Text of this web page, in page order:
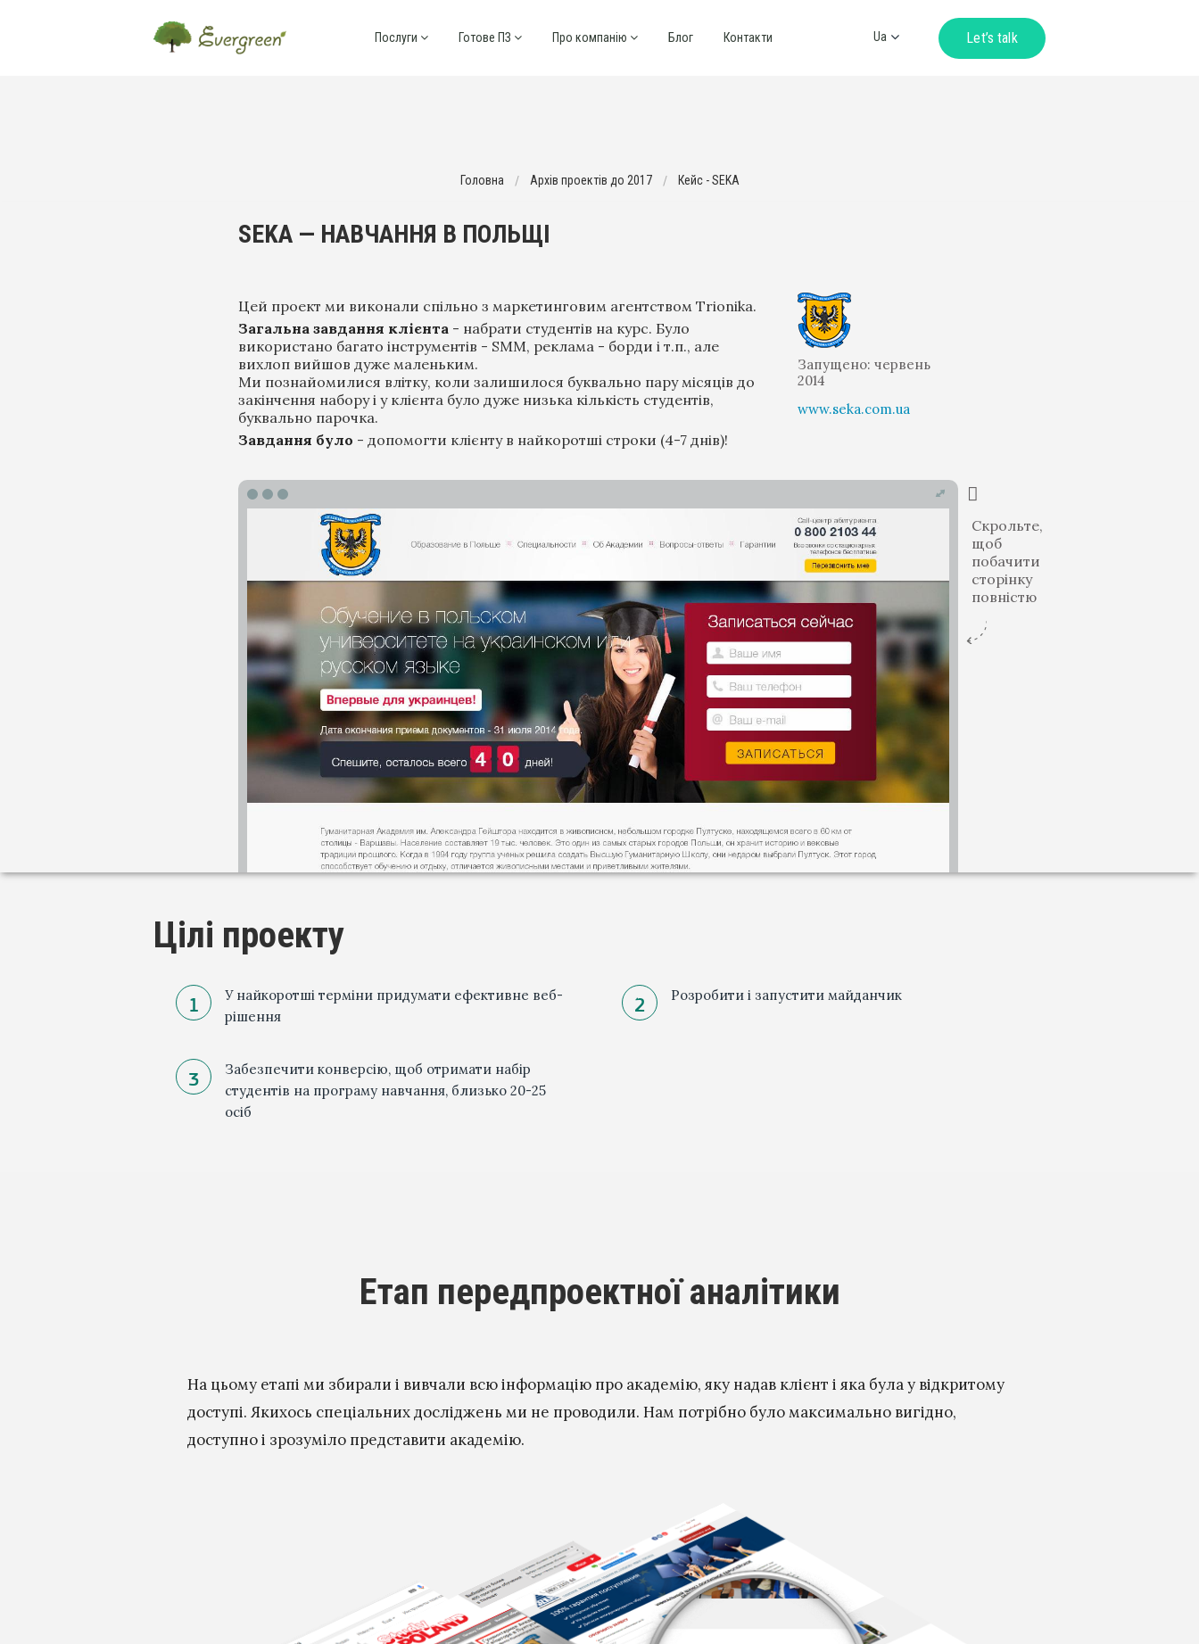
Послуги Готове ПЗ Про компанію Блог Контакти
Ua
Let’s talk
Головна Архів проектів до 2017 Кейс - SEKA
SEKA — НАВЧАННЯ В ПОЛЬЩІ
Цей проект ми виконали спільно з маркетинговим агентством Trionika.
Загальна завдання клієнта - набрати студентів на курс. Було
використано багато інструментів - SMM, реклама - борди і т.п., але
вихлоп вийшов дуже маленьким.
Ми познайомилися влітку, коли залишилося буквально пару місяців до
закінчення набору і у клієнта було дуже низька кількість студентів,
буквально парочка.
Завдання було - допомогти клієнту в найкоротші строки (4-7 днів)!
Запущено: червень
2014
www.seka.com.ua
Скрольте,
щоб
побачити
сторінку
повністю
Цілі проекту
У найкоротші терміни придумати ефективне веб-
рішення
Розробити і запустити майданчик
Забезпечити конверсію, щоб отримати набір
студентів на програму навчання, близько 20-25
осіб
Етап передпроектної аналітики
На цьому етапі ми збирали і вивчали всю інформацію про академію, яку надав клієнт і яка була у відкритому
доступі. Якихось спеціальних досліджень ми не проводили. Нам потрібно було максимально вигідно,
доступно і зрозуміло представити академію.